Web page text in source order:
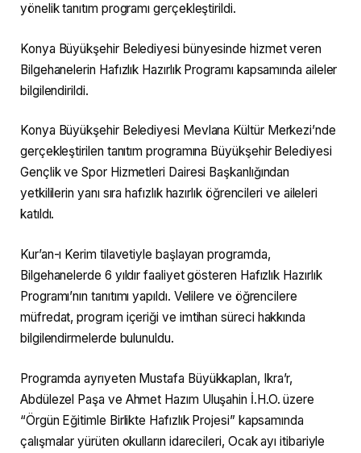
yönelik tanıtım programı gerçekleştirildi.
Konya Büyükşehir Belediyesi bünyesinde hizmet veren
Bilgehanelerin Hafızlık Hazırlık Programı kapsamında aileler
bilgilendirildi.
Konya Büyükşehir Belediyesi Mevlana Kültür Merkezi’nde
gerçekleştirilen tanıtım programına Büyükşehir Belediyesi
Gençlik ve Spor Hizmetleri Dairesi Başkanlığından
yetkililerin yanı sıra hafızlık hazırlık öğrencileri ve aileleri
katıldı.
Kur’an-ı Kerim tilavetiyle başlayan programda,
Bilgehanelerde 6 yıldır faaliyet gösteren Hafızlık Hazırlık
Programı’nın tanıtımı yapıldı. Velilere ve öğrencilere
müfredat, program içeriği ve imtihan süreci hakkında
bilgilendirmelerde bulunuldu.
Programda ayrıyeten Mustafa Büyükkaplan, Ikra’r,
Abdülezel Paşa ve Ahmet Hazım Uluşahin İ.H.O. üzere
“Örgün Eğitimle Birlikte Hafızlık Projesi” kapsamında
çalışmalar yürüten okulların idarecileri, Ocak ayı itibariyle